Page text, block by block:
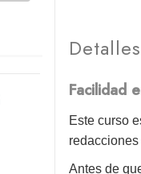
Facilidad
Este curso
Antes de